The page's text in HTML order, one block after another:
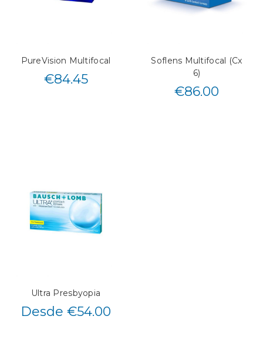
PureVision Multifocal
€84.45
Soflens Multifocal (Cx
6)
€86.00
Ultra Presbyopia
Desde €54.00